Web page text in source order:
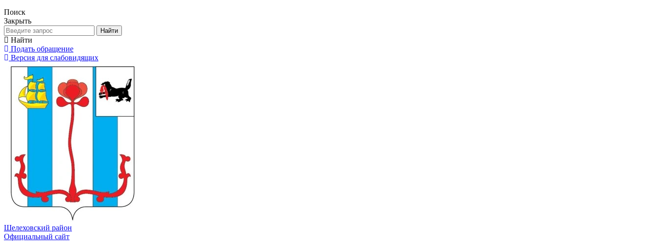
Поиск
Закрыть
Найти
Найти
Подать обращение
Версия для слабовидящих
Шелеховский район
Официальный сайт